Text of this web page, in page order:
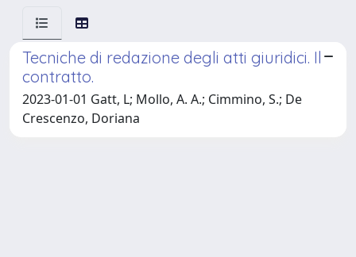
Tecniche di redazione degli atti giuridici. Il
contratto.
2023-01-01 Gatt, L; Mollo, A. A.; Cimmino, S.; De
Crescenzo, Doriana